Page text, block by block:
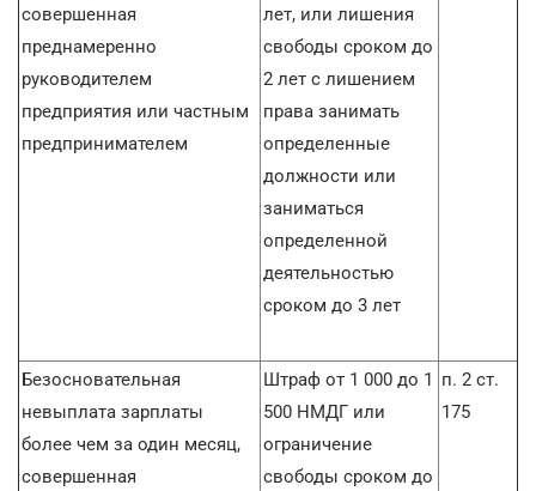
совершенная
преднамеренно
руководителем
предприятия или частным
предпринимателем
лет, или лишения
свободы сроком до
2 лет с лишением
права занимать
определенные
должности или
заниматься
определенной
деятельностью
сроком до 3 лет
Безосновательная
невыплата зарплаты
более чем за один месяц,
совершенная
Штраф от 1 000 до 1
500 НМДГ или
ограничение
свободы сроком до
п. 2 ст.
175